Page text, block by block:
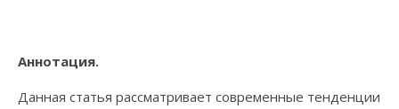
Аннотация.
Данная статья рассматривает современные тенденции